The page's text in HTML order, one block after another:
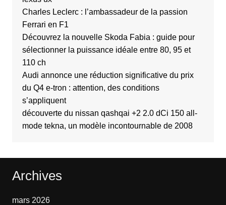
Charles Leclerc : l’ambassadeur de la passion
Ferrari en F1
Découvrez la nouvelle Skoda Fabia : guide pour
sélectionner la puissance idéale entre 80, 95 et
110 ch
Audi annonce une réduction significative du prix
du Q4 e-tron : attention, des conditions
s’appliquent
découverte du nissan qashqai +2 2.0 dCi 150 all-
mode tekna, un modèle incontournable de 2008
Archives
mars 2026